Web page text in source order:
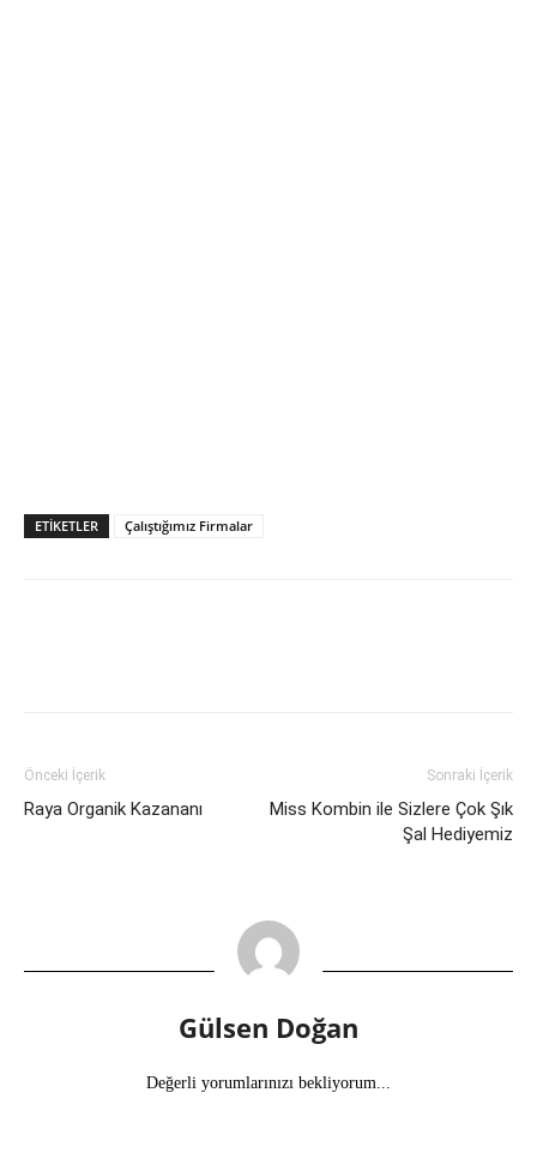
ETIKETLER Çalıştığımız Firmalar
Önceki İçerik
Raya Organik Kazananı
Sonraki İçerik
Miss Kombin ile Sizlere Çok Şık
Şal Hediyemiz
Gülsen Doğan
Değerli yorumlarınızı bekliyorum...